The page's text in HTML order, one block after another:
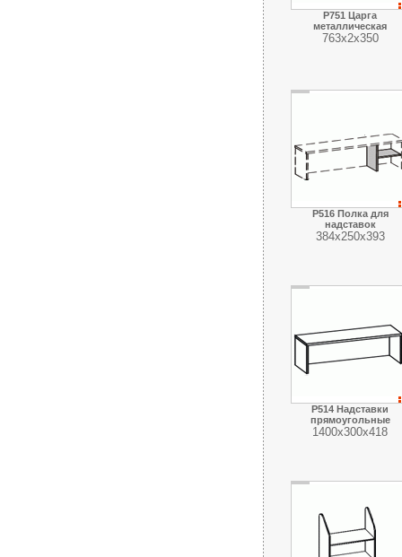
Р751 Царга
металлическая
763х2х350
Р516 Полка для
надставок
384х250х393
Р514 Надставки
прямоугольные
1400х300х418